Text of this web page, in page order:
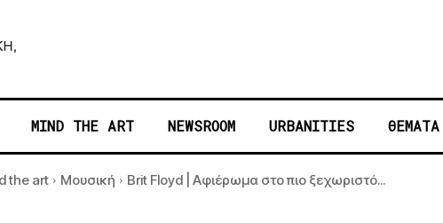
MIND THE ART NEWSROOM URBANITIES ΘΕΜΑΤΑ
the art Μουσική Brit Floyd | Αφιέρωμα στο πιο ξεχωριστό...